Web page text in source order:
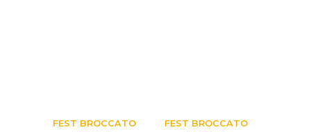
FEST BROCCATO
FEST BROCCATO